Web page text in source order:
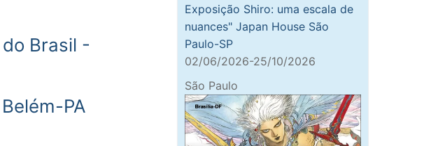
Brasil -
PA
Exposição Shiro: uma escala de
nuances" Japan House São
Paulo-SP
02/06/2026-25/10/2026
São Paulo